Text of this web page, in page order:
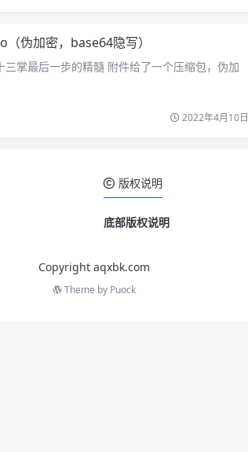
伪加密，base64隐写）
掌最后一步的精髓 附件给了一个压缩包，伪加
2022年4月10日
版权说明
底部版权说明
Copyright aqxbk.com
Theme by Puock